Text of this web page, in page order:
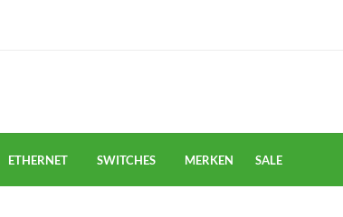
ETHERNET SWITCHES MERKEN SALE